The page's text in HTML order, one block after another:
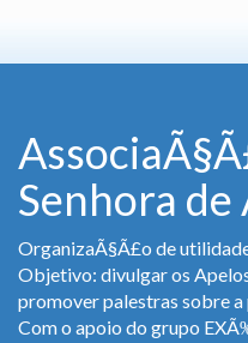
Senhora de
OrganizaÃ§Ã£o de
Objetivo: divulgar os
promover palestras sobre a
Com o apoio do grupo